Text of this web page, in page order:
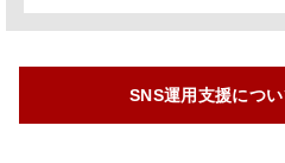
SNS運用支援につ